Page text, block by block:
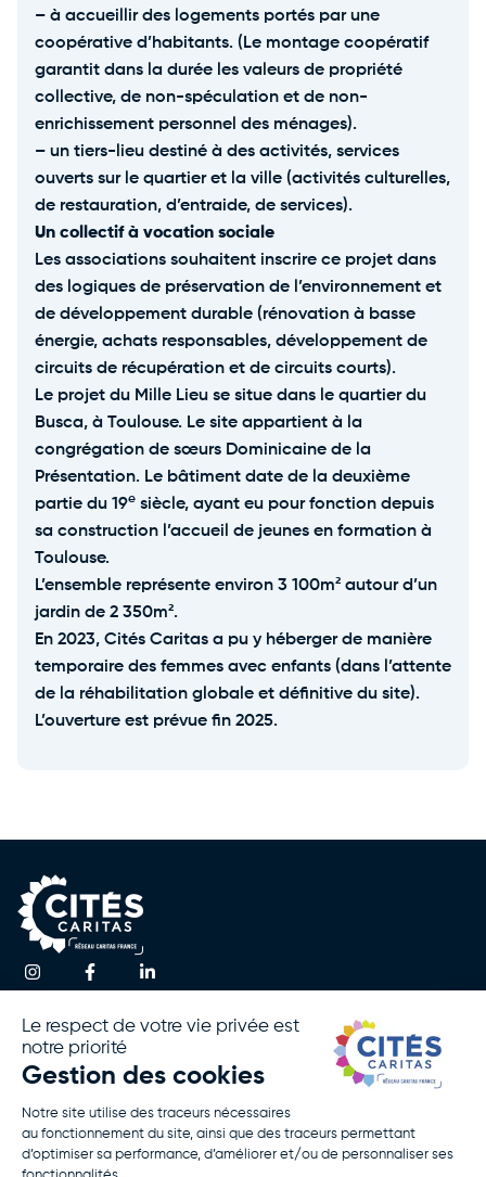
– à accueillir des logements portés par une
coopérative d’habitants. (Le montage coopératif
garantit dans la durée les valeurs de propriété
collective, de non-spéculation et de non-
enrichissement personnel des ménages).
– un tiers-lieu destiné à des activités, services
ouverts sur le quartier et la ville (activités culturelles,
de restauration, d’entraide, de services).
Un collectif à vocation sociale
Les associations souhaitent inscrire ce projet dans
des logiques de préservation de l’environnement et
de développement durable (rénovation à basse
énergie, achats responsables, développement de
circuits de récupération et de circuits courts).
Le projet du Mille Lieu se situe dans le quartier du
Busca, à Toulouse. Le site appartient à la
congrégation de sœurs Dominicaine de la
Présentation. Le bâtiment date de la deuxième
partie du 19e siècle, ayant eu pour fonction depuis
sa construction l’accueil de jeunes en formation à
Toulouse.
L’ensemble représente environ 3 100m² autour d’un
jardin de 2 350m².
En 2023, Cités Caritas a pu y héberger de manière
temporaire des femmes avec enfants (dans l’attente
de la réhabilitation globale et définitive du site).
L’ouverture est prévue fin 2025.
Notre
Association
Activités
Agir Avec
Nous
Presse
D’activité
Politique De
Contactez-nous
!